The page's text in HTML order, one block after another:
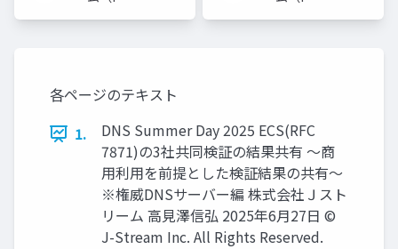
各ページのテキスト
1.
DNS Summer Day 2025 ECS(RFC
7871)の3社共同検証の結果共有 〜商
用利用を前提とした検証結果の共有〜
※権威DNSサーバー編 株式会社Ｊスト
リーム 高見澤信弘 2025年6月27日 ©
J-Stream Inc. All Rights Reserved.